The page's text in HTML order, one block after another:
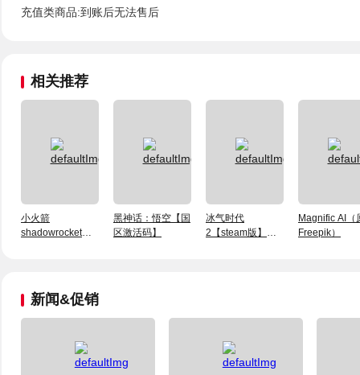
充值类商品:到账后无法售后
相关推荐
小火箭
shadowrocket（独
黑神话：悟空【国
区激活码】
冰气时代
2【steam版】激
Magnific AI（
Freepik）
新闻&促销